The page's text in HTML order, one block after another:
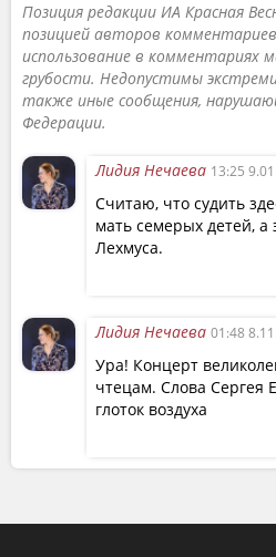
Позиция редакции ИА Красная
позицией авторов
использование в комментариях
грубости. Недопустимы
также иные сообщения,
Федерации.
Лидия Нечаева 13:25
Считаю, что судить
мать семерых детей, а
Лехмуса.
Лидия Нечаева 01:48
Ура! Концерт
чтецам. Слова Сергея
глоток воздуха